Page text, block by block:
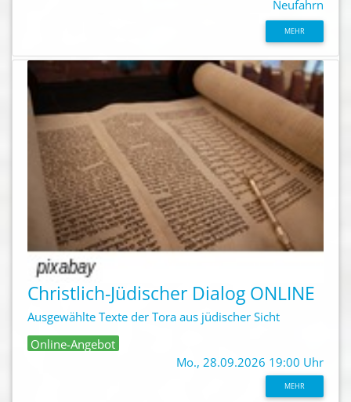
Neufahrn
MEHR
Christlich-Jüdischer Dialog ONLINE
Ausgewählte Texte der Tora aus jüdischer Sicht
Online-Angebot
Mo., 28.09.2026 19:00 Uhr
MEHR